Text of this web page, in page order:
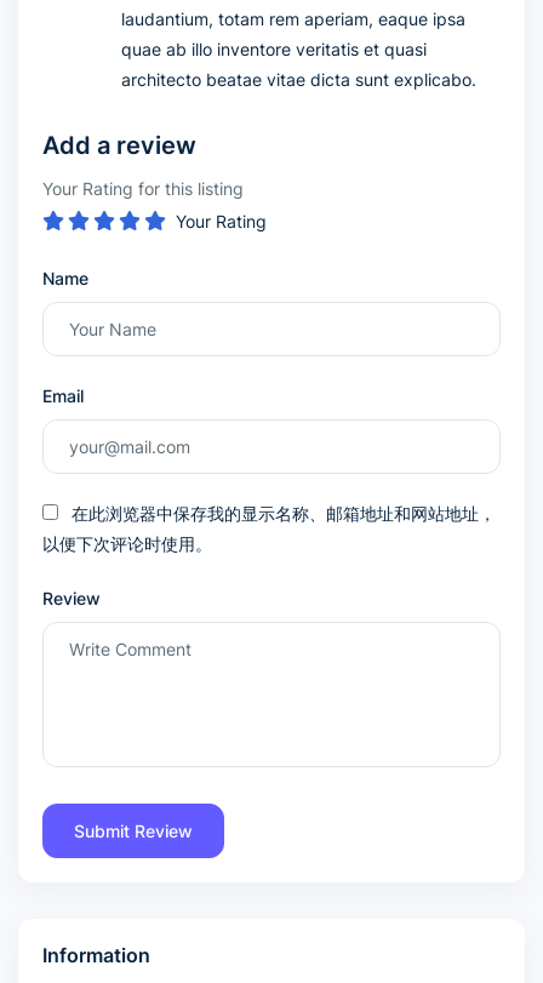
laudantium, totam rem aperiam, eaque ipsa
quae ab illo inventore veritatis et quasi
architecto beatae vitae dicta sunt explicabo.
Add a review
Your Rating for this listing
Your Rating
Name
Email
在此浏览器中保存我的显示名称、邮箱地址和网站地址，
以便下次评论时使用。
Review
Information